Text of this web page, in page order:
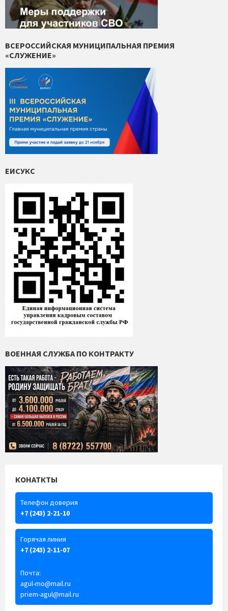
ВСЕРОССИЙСКАЯ МУНИЦИПАЛЬНАЯ ПРЕМИЯ
«СЛУЖЕНИЕ»
ЕИСУКС
ВОЕННАЯ СЛУЖБА ПО КОНТРАКТУ
КОНАТКТЫ
Телефон доверия
+7 (243) 2-21-10
Горячая линия
+7 (243) 2-11-07
Почта:
agul-mo@mail.ru
priem-agul@mail.ru